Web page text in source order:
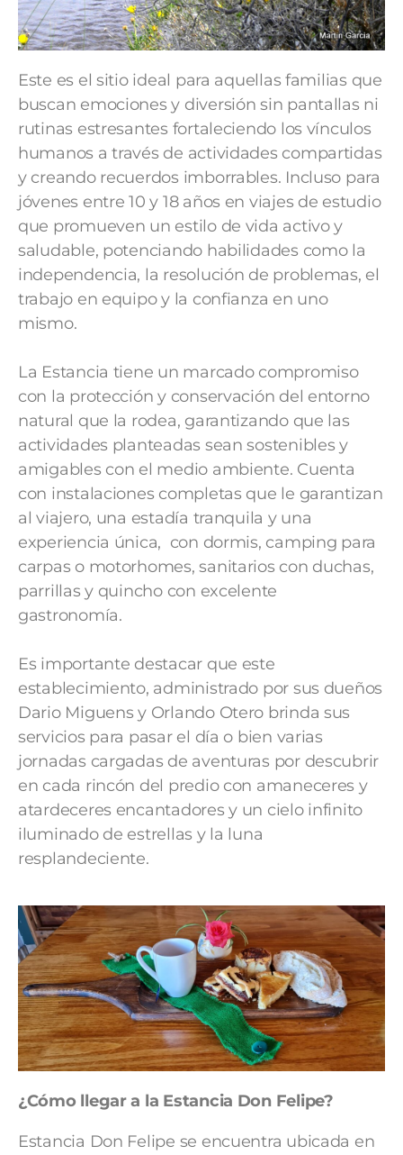
Este es el sitio ideal para aquellas familias que
buscan emociones y diversión sin pantallas ni
rutinas estresantes fortaleciendo los vínculos
humanos a través de actividades compartidas
y creando recuerdos imborrables. Incluso para
jóvenes entre 10 y 18 años en viajes de estudio
que promueven un estilo de vida activo y
saludable, potenciando habilidades como la
independencia, la resolución de problemas, el
trabajo en equipo y la confianza en uno
mismo.
La Estancia tiene un marcado compromiso
con la protección y conservación del entorno
natural que la rodea, garantizando que las
actividades planteadas sean sostenibles y
amigables con el medio ambiente. Cuenta
con instalaciones completas que le garantizan
al viajero, una estadía tranquila y una
experiencia única, con dormis, camping para
carpas o motorhomes, sanitarios con duchas,
parrillas y quincho con excelente
gastronomía.
Es importante destacar que este
establecimiento, administrado por sus dueños
Dario Miguens y Orlando Otero brinda sus
servicios para pasar el día o bien varias
jornadas cargadas de aventuras por descubrir
en cada rincón del predio con amaneceres y
atardeceres encantadores y un cielo infinito
iluminado de estrellas y la luna
resplandeciente.
¿Cómo llegar a la Estancia Don Felipe?
Estancia Don Felipe se encuentra ubicada en